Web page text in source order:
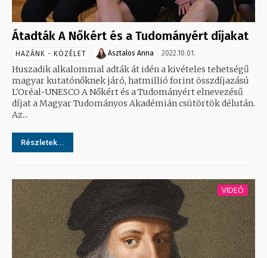
Átadták A Nőkért és a Tudományért díjakat
HAZÁNK - KÖZÉLET Asztalos Anna 2022.10.01.
Huszadik alkalommal adták át idén a kivételes tehetségű
magyar kutatónőknek járó, hatmillió forint összdíjazású
L'Oréal-UNESCO A Nőkért és a Tudományért elnevezésű
díjat a Magyar Tudományos Akadémián csütörtök délután.
Az...
Részletek...
VIDEÓ